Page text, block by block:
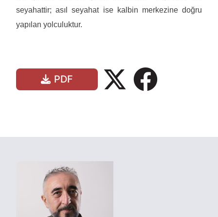
seyahattir; asıl seyahat ise kalbin merkezine doğru
yapılan yolculuktur.
PDF